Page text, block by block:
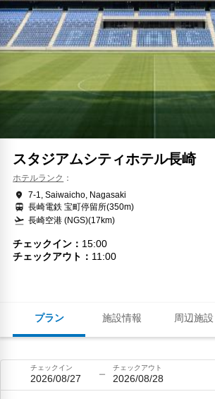
プラン 施設情報 周辺施設
スタジアムシティホテル長崎
ホテルランク
7-1, Saiwaicho, Nagasaki
長崎電鉄 宝町停留所(350m)
長崎空港 (NGS)(17km)
チェックイン
15:00
チェックアウト
11:00
チェックイン
2026/08/27
チェックアウト
2026/08/28